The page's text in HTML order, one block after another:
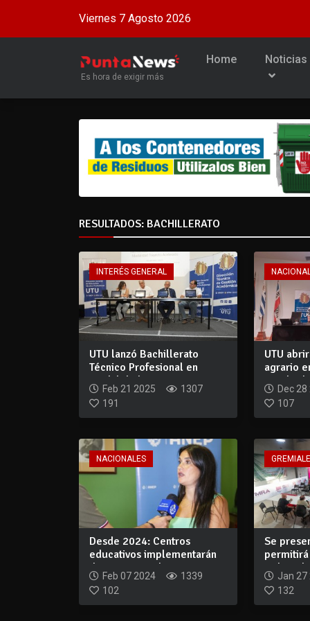
Viernes 7 Agosto 2026
Es hora de exigir más
Home Noticias
RESULTADOS: BACHILLERATO
INTERÉS GENERAL
UTU lanzó Bachillerato
Técnico Profesional en
modalidad Tray...
Feb 21 2025
1307
191
UTU
agrario
Facultad
Dec
107
NACIONALES
Desde 2024: Centros
educativos implementarán
diseño curricul...
Feb 07 2024
1339
102
Se
Jan 27
132